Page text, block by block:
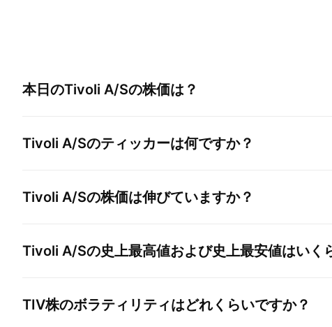
本日のTivoli A/Sの株価は？
Tivoli A/Sのティッカーは何ですか？
Tivoli A/Sの株価は伸びていますか？
Tivoli A/Sの史上最高値および史上最安値はいく
TIV株のボラティリティはどれくらいですか？